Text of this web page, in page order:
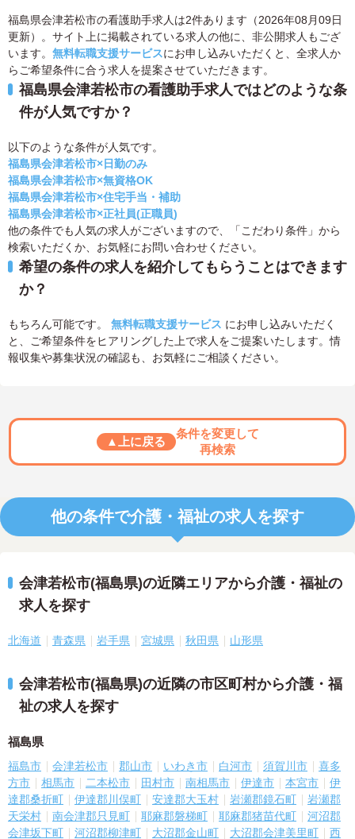
福島県会津若松市の看護助手求人は2件あります（2026年08月09日
更新）。サイト上に掲載されている求人の他に、非公開求人もござ
います。 無料転職支援サービスにお申し込みいただくと、全求人か
らご希望条件に合う求人を提案させていただきます。
福島県会津若松市の看護助手求人ではどのような条
件が人気ですか？
以下のような条件が人気です。
福島県会津若松市×日勤のみ
福島県会津若松市×無資格OK
福島県会津若松市×住宅手当・補助
福島県会津若松市×正社員(正職員)
他の条件でも人気の求人がございますので、「こだわり条件」から
検索いただくか、お気軽にお問い合わせください。
希望の条件の求人を紹介してもらうことはできます
か？
もちろん可能です。 無料転職支援サービス にお申し込みいただく
と、ご希望条件をヒアリングした上で求人をご提案いたします。情
報収集や募集状況の確認も、お気軽にご相談ください。
▲上に戻る
条件を変更して
再検索
他の条件で介護・福祉の求人を探す
会津若松市(福島県)の近隣エリアから介護・福祉の
求人を探す
北海道 青森県 岩手県 宮城県 秋田県 山形県
会津若松市(福島県)の近隣の市区町村から介護・福
祉の求人を探す
福島県
福島市 会津若松市 郡山市 いわき市 白河市 須賀川市
喜多
方市
相馬市 二本松市 田村市 南相馬市 伊達市 本宮市
伊
達郡桑折町
伊達郡川俣町 安達郡大玉村 岩瀬郡鏡石町
岩瀬郡
天栄村
南会津郡只見町 耶麻郡磐梯町 耶麻郡猪苗代町
河沼郡
会津坂下町
河沼郡柳津町 大沼郡金山町 大沼郡会津美里町
西